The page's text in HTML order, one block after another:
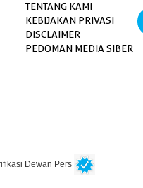
TENTANG KAMI
KEBIJAKAN PRIVASI
DISCLAIMER
PEDOMAN MEDIA SIBER
Dewan Pers